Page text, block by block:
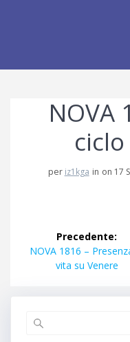
NOVA
per iz1kga in on 17
articoli
Precedente:
Articolo
precedente:
NOVA 1816 –
vita su Venere